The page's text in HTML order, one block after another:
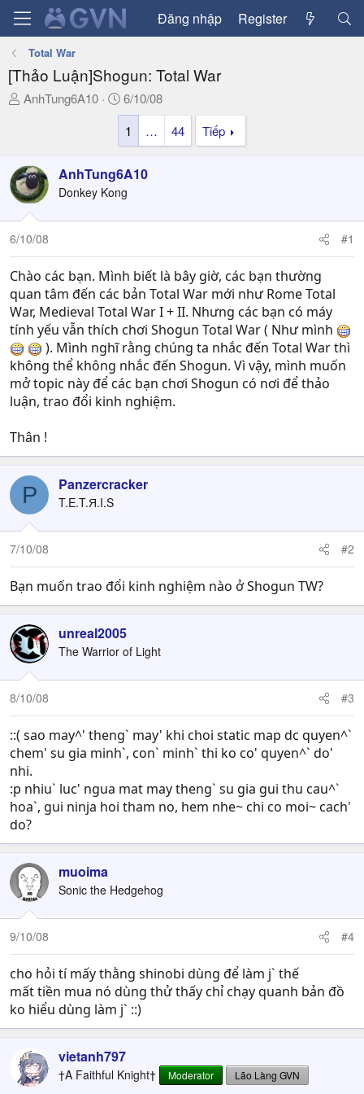
Đăng nhập Register
Total War
[Thảo Luận]Shogun: Total War
T
a
d
s
t
a
e
r
AnhTung6A10
N
g
à
y
g
ử
i
6/10/08
1
… 44 Tiếp
AnhTung6A10
Donkey Kong
6/10/08 #1
Chào các bạn. Mình biết là bây giờ, các bạn thường
quan tâm đến các bản Total War mới như Rome Total
War, Medieval Total War I + II. Nhưng các bạn có máy
tính yếu vẫn thích chơi Shogun Total War ( Như mình
). Mình nghĩ rằng chúng ta nhắc đến Total War thì
không thể không nhắc đến Shogun. Vì vậy, mình muốn
mở topic này để các bạn chơi Shogun có nơi để thảo
luận, trao đổi kinh nghiệm.
Thân !
P Panzercracker
T.E.T.Я.I.S
7/10/08 #2
Bạn muốn trao đổi kinh nghiệm nào ở Shogun TW?
unreal2005
The Warrior of Light
8/10/08 #3
::( sao may^' theng` may' khi choi static map dc quyen^`
chem' su gia minh`, con` minh` thi ko co' quyen^` do'
nhi.
:p nhiu` luc' ngua mat may theng` su gia gui thu cau^`
hoa`, gui ninja hoi tham no, hem nhe~ chi co moi~ cach'
do?
muoima
Sonic the Hedgehog
9/10/08 #4
cho hỏi tí mấy thằng shinobi dùng để làm j` thế
mất tiền mua nó dùng thử thấy chỉ chạy quanh bản đồ
ko hiểu dùng làm j` ::)
vietanh797
†A Faithful Knight† Moderator Lão Làng GVN